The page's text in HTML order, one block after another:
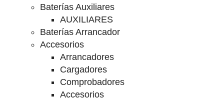
Baterías Auxiliares
AUXILIARES
Baterías Arrancador
Accesorios
Arrancadores
Cargadores
Comprobadores
Accesorios